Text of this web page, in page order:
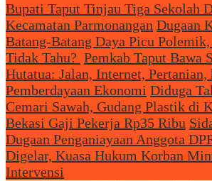
Bupati Taput Tinjau Tiga Sekolah
Kecamatan Parmonangan Dugaan
Batang-Batang Daya Picu
Tidak Tahu? Pemkab Taput Bawa
Hutatua: Jalan, Internet, Pertanian,
Pemberdayaan Ekonomi Diduga
Cemari Sawah, Gudang Plastik di
Bekasi Gaji Pekerja Rp35 Ribu
Dugaan Penganiayaan Anggota
Digelar, Kuasa Hukum Korban
Intervensi